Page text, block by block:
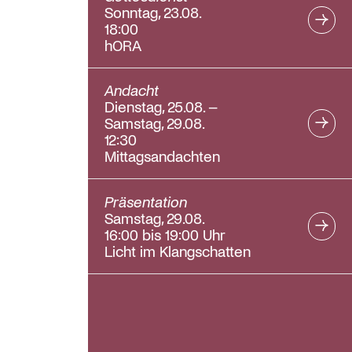
Sonntag, 23.08.
18:00
hORA
Andacht
Dienstag, 25.08. –
Samstag, 29.08.
12:30
Mittagsandachten
Präsentation
Samstag, 29.08.
16:00 bis 19:00 Uhr
Licht im Klangschatten